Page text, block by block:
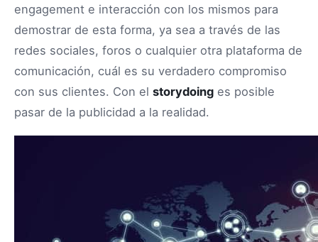
engagement e interacción con los mismos para
demostrar de esta forma, ya sea a través de las
redes sociales, foros o cualquier otra plataforma de
comunicación, cuál es su verdadero compromiso
con sus clientes. Con el storydoing es posible
pasar de la publicidad a la realidad.